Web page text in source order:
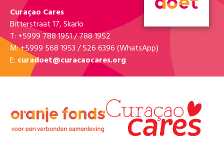
Curaçao Cares
Bitterstraat 17, Skarlo
T: +5999 788 1951 / 788 1952
M: +5999 568 1953 / 526 6396 (WhatsApp)
E: curadoet@curacaocares.org